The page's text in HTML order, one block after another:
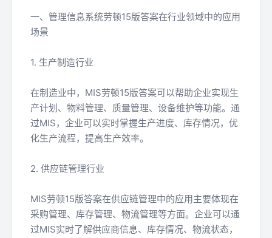
一、管理信息系统劳顿15版答案在行业领域中的应用
场景
1. 生产制造行业
在制造业中，MIS劳顿15版答案可以帮助企业实现生
产计划、物料管理、质量管理、设备维护等功能。通
过MIS，企业可以实时掌握生产进度、库存情况，优
化生产流程，提高生产效率。
2. 供应链管理行业
MIS劳顿15版答案在供应链管理中的应用主要体现在
采购管理、库存管理、物流管理等方面。企业可以通
过MIS实时了解供应商信息、库存情况、物流状态，